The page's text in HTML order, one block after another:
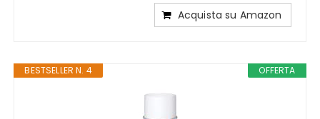
Acquista su Amazon
OFFERTA
BESTSELLER N. 4